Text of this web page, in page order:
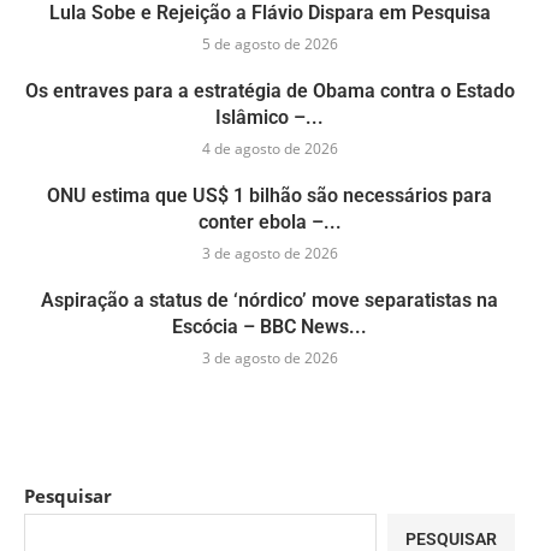
Lula Sobe e Rejeição a Flávio Dispara em Pesquisa
5 de agosto de 2026
Os entraves para a estratégia de Obama contra o Estado
Islâmico –...
4 de agosto de 2026
ONU estima que US$ 1 bilhão são necessários para
conter ebola –...
3 de agosto de 2026
Aspiração a status de ‘nórdico’ move separatistas na
Escócia – BBC News...
3 de agosto de 2026
Pesquisar
PESQUISAR